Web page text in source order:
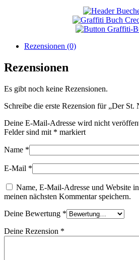
Rezensionen (0)
Rezensionen
Es gibt noch keine Rezensionen.
Schreibe die erste Rezension für „Der St.
Deine E-Mail-Adresse wird nicht
Felder sind mit * markiert
Name *
E-Mail *
Name, E-Mail-Adresse und Website
meinen nächsten Kommentar speichern.
Deine Bewertung *
Deine Rezension *